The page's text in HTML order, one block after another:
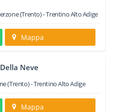
(Trento) -Trentino Alto Adige
Mappa
Neve
(Trento) -Trentino Alto Adige
Mappa